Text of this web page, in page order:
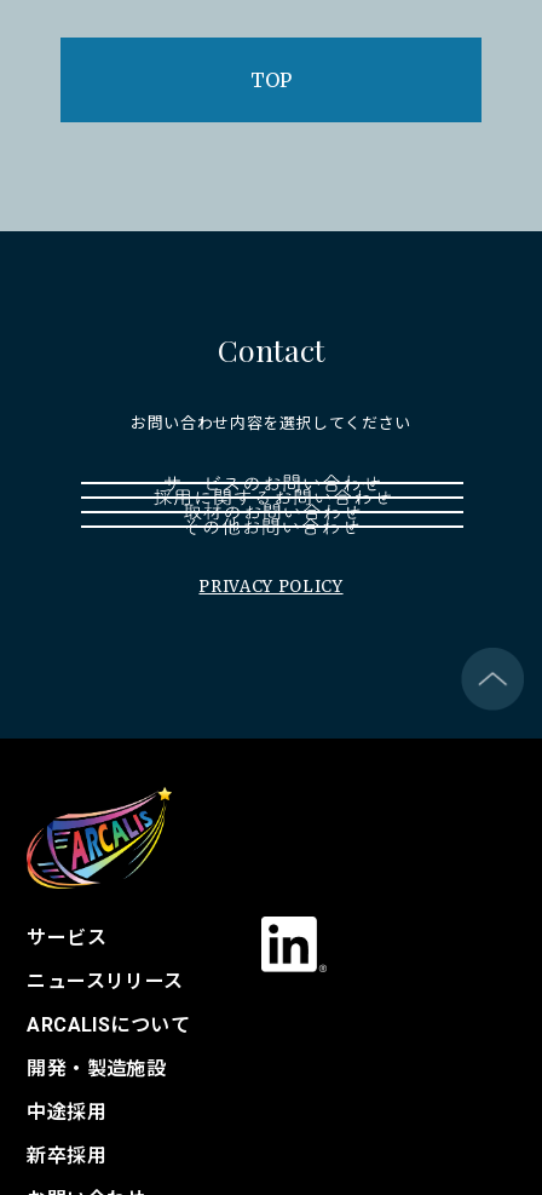
TOP
Contact
お問い合わせ内容を選択してください
PRIVACY POLICY
サービス
ニュースリリース
ARCALISについて
開発・製造施設
中途採用
新卒採用